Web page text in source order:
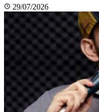
29/07/2026